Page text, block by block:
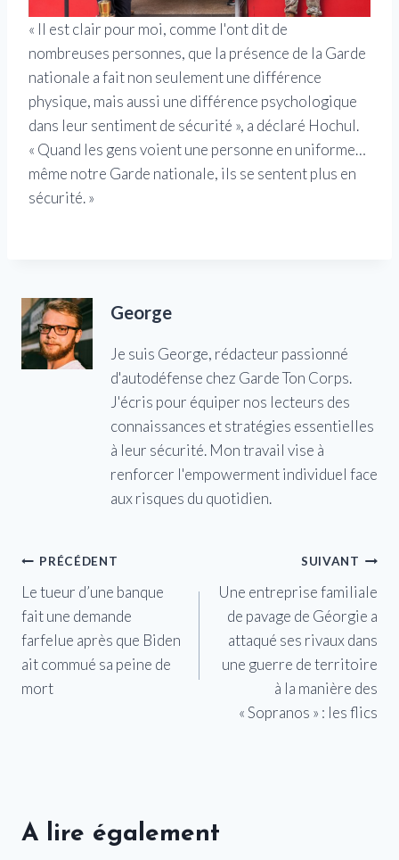
« Il est clair pour moi, comme l'ont dit de
nombreuses personnes, que la présence de la Garde
nationale a fait non seulement une différence
physique, mais aussi une différence psychologique
dans leur sentiment de sécurité », a déclaré Hochul.
« Quand les gens voient une personne en uniforme…
même notre Garde nationale, ils se sentent plus en
sécurité. »
George
Je suis George, rédacteur passionné
d'autodéfense chez Garde Ton Corps.
J'écris pour équiper nos lecteurs des
connaissances et stratégies essentielles
à leur sécurité. Mon travail vise à
renforcer l'empowerment individuel face
aux risques du quotidien.
Navigation
de
l’article
PRÉCÉDENT
Le tueur d’une banque
fait une demande
farfelue après que Biden
ait commué sa peine de
mort
SUIVANT
Une entreprise familiale
de pavage de Géorgie a
attaqué ses rivaux dans
une guerre de territoire
à la manière des
« Sopranos » : les flics
A lire également